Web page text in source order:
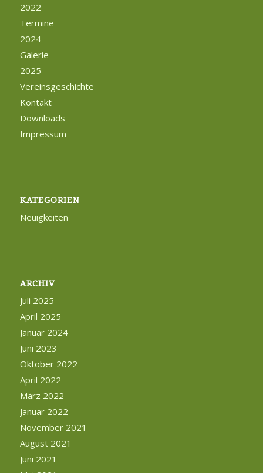
2022
Termine
2024
Galerie
2025
Vereinsgeschichte
Kontakt
Downloads
Impressum
KATEGORIEN
Neuigkeiten
ARCHIV
Juli 2025
April 2025
Januar 2024
Juni 2023
Oktober 2022
April 2022
März 2022
Januar 2022
November 2021
August 2021
Juni 2021